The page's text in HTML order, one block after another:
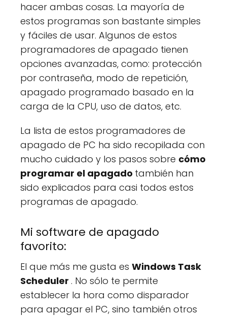
hacer ambas cosas. La mayoría de
estos programas son bastante simples
y fáciles de usar. Algunos de estos
programadores de apagado tienen
opciones avanzadas, como: protección
por contraseña, modo de repetición,
apagado programado basado en la
carga de la CPU, uso de datos, etc.
La lista de estos programadores de
apagado de PC ha sido recopilada con
mucho cuidado y los pasos sobre cómo
programar el apagado también han
sido explicados para casi todos estos
programas de apagado.
Mi software de apagado
favorito:
El que más me gusta es Windows Task
Scheduler . No sólo te permite
establecer la hora como disparador
para apagar el PC, sino también otros